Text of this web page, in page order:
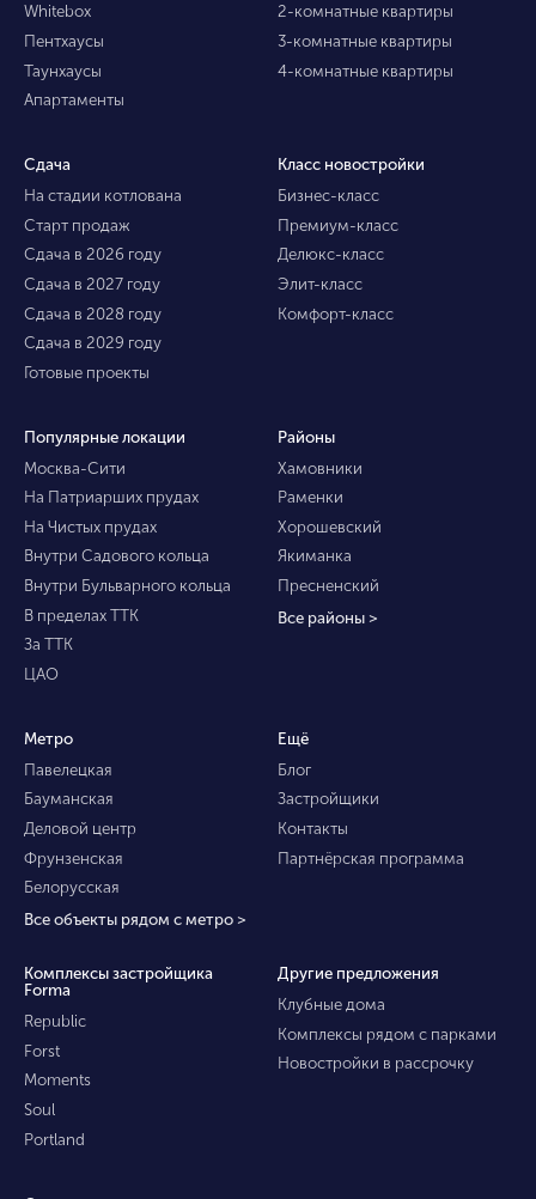
Whitebox
Пентхаусы
Таунхаусы
Апартаменты
2-комнатные квартиры
3-комнатные квартиры
4-комнатные квартиры
Сдача
На стадии котлована
Старт продаж
Сдача в 2026 году
Сдача в 2027 году
Сдача в 2028 году
Сдача в 2029 году
Готовые проекты
Класс новостройки
Бизнес-класс
Премиум-класс
Делюкс-класс
Элит-класс
Комфорт-класс
Популярные локации
Москва-Сити
На Патриарших прудах
На Чистых прудах
Внутри Садового кольца
Внутри Бульварного кольца
В пределах ТТК
За ТТК
ЦАО
Районы
Хамовники
Раменки
Хорошевский
Якиманка
Пресненский
Все районы >
Метро
Павелецкая
Бауманская
Деловой центр
Фрунзенская
Белорусская
Все объекты рядом с метро >
Ещё
Блог
Застройщики
Контакты
Партнёрская программа
Комплексы застройщика
Forma
Republic
Forst
Moments
Soul
Portland
Другие предложения
Клубные дома
Комплексы рядом с парками
Новостройки в рассрочку